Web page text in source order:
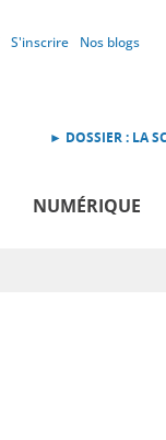
S'inscrire Nos blogs
► DOSSIER : LA
NUMÉRIQUE